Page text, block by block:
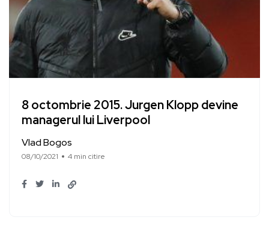
8 octombrie 2015. Jurgen Klopp devine
managerul lui Liverpool
Vlad Bogos
08/10/2021 4 min citire